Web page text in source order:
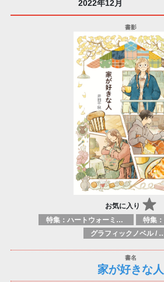
2022年12月
お気に入り
特集：ハートウォーミング
特集
グラフィックノベル / コミックブッ
家が好きな人